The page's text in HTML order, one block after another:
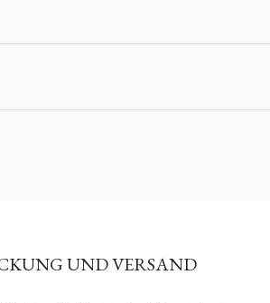
UND VERSAND